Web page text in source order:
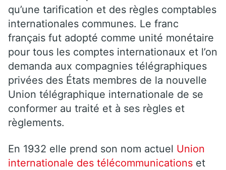
qu’une tarification et des règles comptables
internationales communes. Le franc
français fut adopté comme unité monétaire
pour tous les comptes internationaux et l’on
demanda aux compagnies télégraphiques
privées des États membres de la nouvelle
Union télégraphique internationale de se
conformer au traité et à ses règles et
règlements.
En 1932 elle prend son nom actuel Union
internationale des télécommunications et